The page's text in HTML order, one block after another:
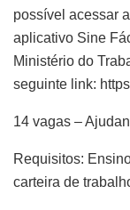
possível acessar
aplicativo Sine
Ministério do
seguinte link:
14 vagas –
Requisitos:
carteira de